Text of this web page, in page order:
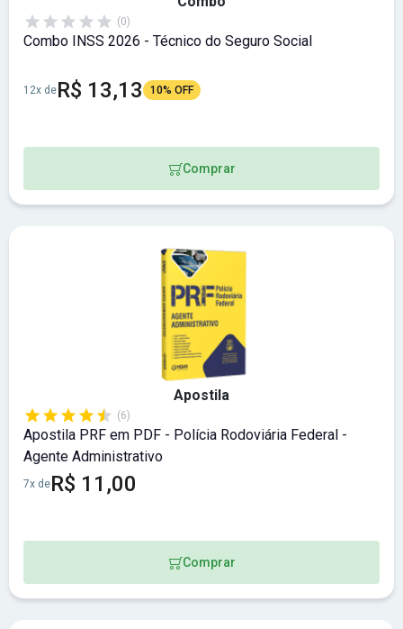
(0)
Combo INSS 2026 - Técnico do Seguro Social
12x deR$ 13,13 10% OFF
Comprar
Apostila
(6)
Apostila PRF em PDF - Polícia Rodoviária Federal -
Agente Administrativo
7x deR$ 11,00
Comprar